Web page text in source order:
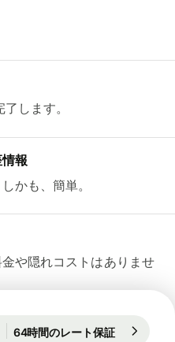
します。
報
かも、簡単。
や隠れコストはありませ
64時間のレート保証